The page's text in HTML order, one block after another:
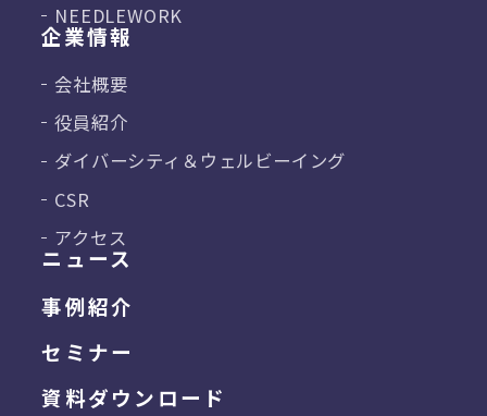
ニュース
事例紹介
セミナー
資料ダウンロード
NEEDLEWORK
企業情報
会社概要
役員紹介
ダイバーシティ＆ ウェルビーイング
CSR
アクセス